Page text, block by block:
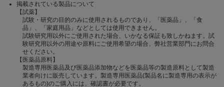
掲載されている製品について
【試薬】
試験・研究の目的のみに使用されるものであり、「医薬品」、「食
品」、「家庭用品」などとしては使用できません。
試験研究用以外にご使用された場合、いかなる保証も致しかねます。試
験研究用以外の用途や原料にご使用希望の場合、弊社営業部門にお問合
せください。
【医薬品原料】
製造専用医薬品及び医薬品添加物などを医薬品等の製造原料として製造
業者向けに販売しています。製造専用医薬品(製品名に製造専用の表示が
あるもの)のご購入には、確認書が必要です。